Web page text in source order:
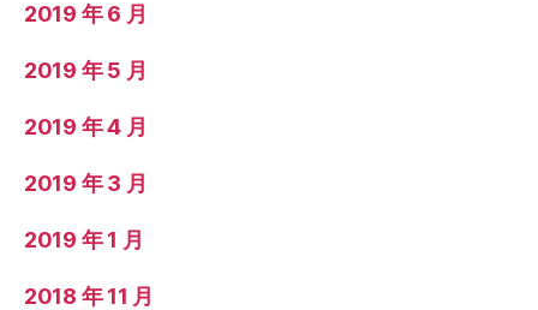
2019 年 6 月
2019 年 5 月
2019 年 4 月
2019 年 3 月
2019 年 1 月
2018 年 11 月